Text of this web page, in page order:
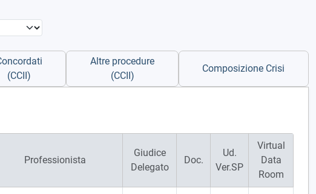
(CCII)
Altre procedure
(CCII)
Composizione Crisi
Professionista
Giudice
Delegato
Doc.
Ud.
Ver.SP
Virtual
Data
Room